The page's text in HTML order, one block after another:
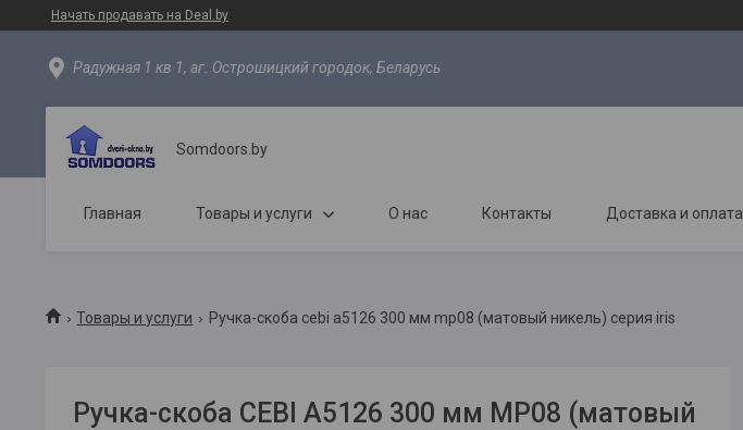
Начать продавать на Deal.by
Радужная 1 кв 1, аг. Острошицкий городок, Беларусь
Somdoors.by
Главная Товары и услуги О нас Контакты Доставка и оплата
Товары и услуги Ручка-скоба cebi a5126 300 мм mp08 (матовый никель) серия iris
Ручка-скоба CEBI A5126 300 мм MP08 (матовый